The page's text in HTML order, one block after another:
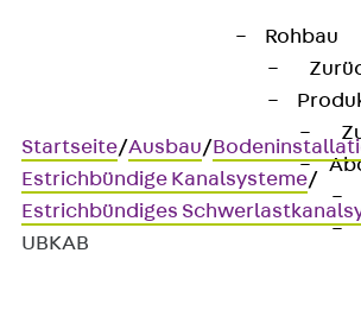
Rohbau
Startseite/Ausbau/
Estrichbündige Kanalsysteme/
Estrichbündiges
UBKAB